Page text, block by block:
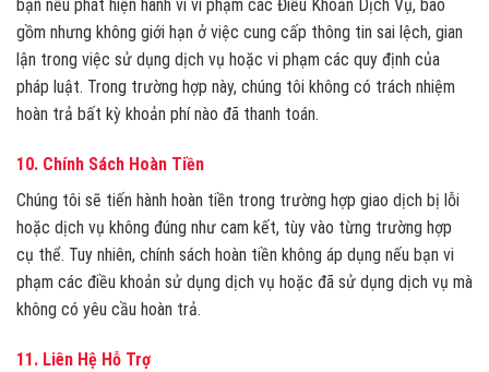
bạn nếu phát hiện hành vi vi phạm các Điều Khoản Dịch Vụ, bao
gồm nhưng không giới hạn ở việc cung cấp thông tin sai lệch, gian
lận trong việc sử dụng dịch vụ hoặc vi phạm các quy định của
pháp luật. Trong trường hợp này, chúng tôi không có trách nhiệm
hoàn trả bất kỳ khoản phí nào đã thanh toán.
10. Chính Sách Hoàn Tiền
Chúng tôi sẽ tiến hành hoàn tiền trong trường hợp giao dịch bị lỗi
hoặc dịch vụ không đúng như cam kết, tùy vào từng trường hợp
cụ thể. Tuy nhiên, chính sách hoàn tiền không áp dụng nếu bạn vi
phạm các điều khoản sử dụng dịch vụ hoặc đã sử dụng dịch vụ mà
không có yêu cầu hoàn trả.
11. Liên Hệ Hỗ Trợ